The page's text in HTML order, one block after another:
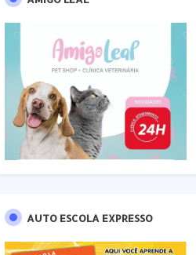
AUTO ESCOLA EXPRESSO